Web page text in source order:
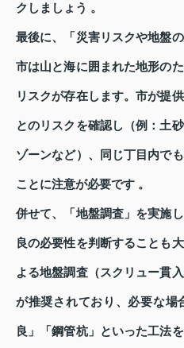
クしましょう 。
最後に、「災害リスクや地盤
市は山と海に囲まれた地形の
リスクが存在します。市が提
とのリスクを確認し（例：土
ゾーンなど）、同じ丁目内で
ことに注意が必要です 。
併せて、「地盤調査」を実施
良の必要性を判断することも
よる地盤調査（スクリュー貫
が推奨されており、必要な場
良」「鋼管杭」といった工法